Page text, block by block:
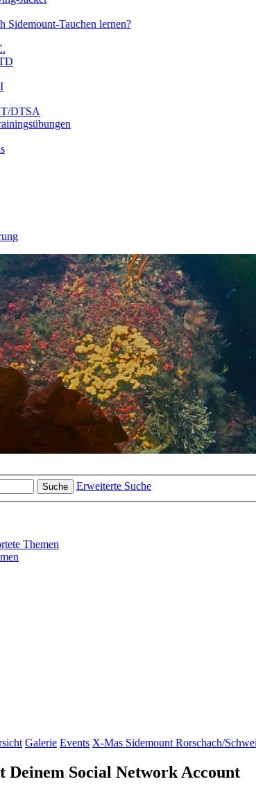
Sidemount-Tauchen lernen?
DTSA
Forum ist auf ein
forum.com
hier existiert nur
Suche Erweiterte Suche
Themen
Galerie Events X-Mas Sidemount Rorschach/
Deinem Social Network Account